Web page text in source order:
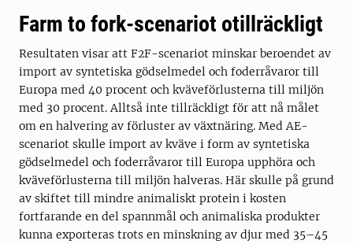
Farm to fork-scenariot otillräckligt
Resultaten visar att F2F-scenariot minskar beroendet av
import av syntetiska gödselmedel och foderråvaror till
Europa med 40 procent och kväveförlusterna till miljön
med 30 procent. Alltså inte tillräckligt för att nå målet
om en halvering av förluster av växtnäring. Med AE-
scenariot skulle import av kväve i form av syntetiska
gödselmedel och foderråvaror till Europa upphöra och
kväveförlusterna till miljön halveras. Här skulle på grund
av skiftet till mindre animaliskt protein i kosten
fortfarande en del spannmål och animaliska produkter
kunna exporteras trots en minskning av djur med 35­–45